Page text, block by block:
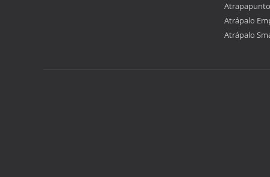
Atrápalo
Atrápalo